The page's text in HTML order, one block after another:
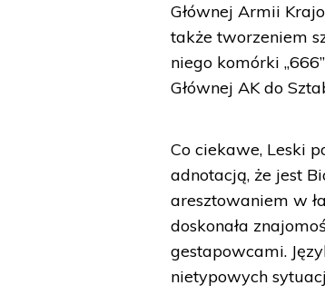
Głównej Armii
także tworzeniem
niego komórki
Głównej AK do
Co ciekawe, Leski
adnotacją, że jest
aresztowaniem w
doskonała
gestapowcami.
nietypowych